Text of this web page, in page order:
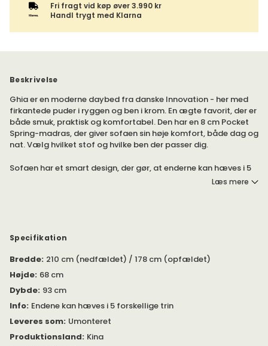
Fri fragt vid køp øver 3.990 kr
Handl trygt med Klarna
Beskrivelse
Ghia er en moderne daybed fra danske Innovation - her med
firkantede puder i ryggen og ben i krom. En ægte favorit, der er
både smuk, praktisk og komfortabel. Den har en 8 cm Pocket
Spring-madras, der giver sofaen sin høje komfort, både dag og
nat. Vælg hvilket stof og hvilke ben der passer dig.
Sofaen har et smart design, der gør, at enderne kan hæves i 5
forskellige trin og passer derfor også ind i små rum som fx et
Vælg blandt flere forskellige stoffer i grundsortimentet. Man
lille højere pris samt en længere leveringstid på cirka 14 - 15
uger. Disse stoffer finder du under varianten 'Andre stoffer'.
Den længere leveringstid skyldes, at sofaen da fremstilles
efter bestilling.
Leveres med to rygpuder og benstativ i forkromet stål.
Læs mere
Specifikation
Bredde: 210 cm (nedfældet) / 178 cm (opfældet)
Højde: 68 cm
Dybde: 93 cm
Info: Endene kan hæves i 5 forskellige trin
Leveres som: Umonteret
Produktionsland: Kina